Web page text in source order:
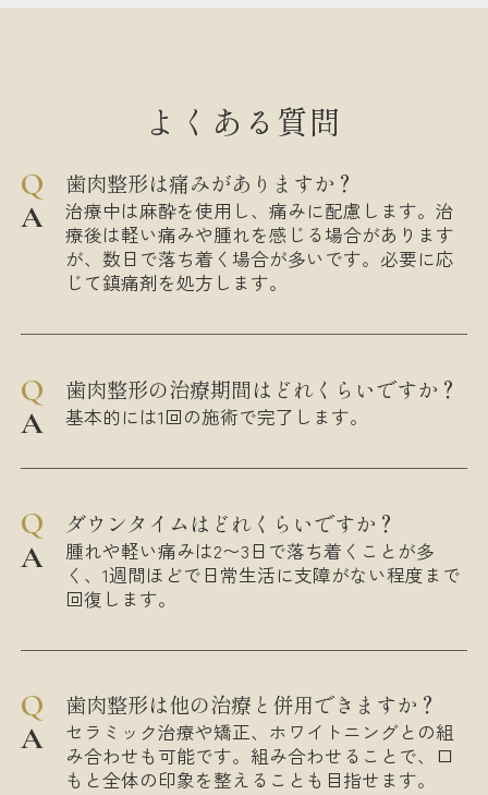
よくある質問
歯肉整形は痛みがありますか？
治療中は麻酔を使用し、痛みに配慮します。治
療後は軽い痛みや腫れを感じる場合があります
が、数日で落ち着く場合が多いです。必要に応
じて鎮痛剤を処方します。
歯肉整形の治療期間はどれくらいですか？
基本的には1回の施術で完了します。
ダウンタイムはどれくらいですか？
腫れや軽い痛みは2〜3日で落ち着くことが多
く、1週間ほどで日常生活に支障がない程度まで
回復します。
歯肉整形は他の治療と併用できますか？
セラミック治療や矯正、ホワイトニングとの組
み合わせも可能です。組み合わせることで、口
もと全体の印象を整えることも目指せます。